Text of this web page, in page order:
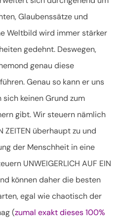
Glaubenssätze und
Weltbild wird immer stärker
gedehnt. Deswegen,
genau diese
Genau so kann er uns
sich keinen Grund zum
gibt. Wir steuern nämlich
ZEITEN überhaupt zu und
der Menschheit in eine
UNWEIGERLICH AUF EIN
können daher die besten
egal wie chaotisch der
(zumal exakt dieses 100%